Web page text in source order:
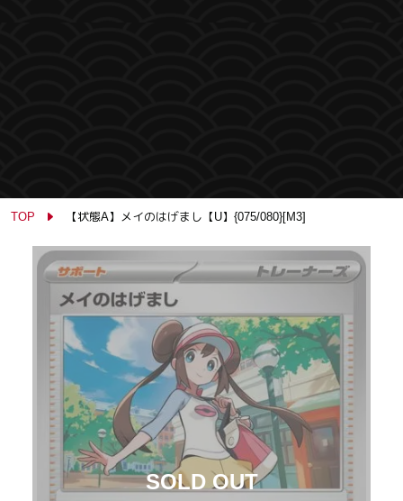
TOP 【状態A】メイのはげまし【U】{075/080}[M3]